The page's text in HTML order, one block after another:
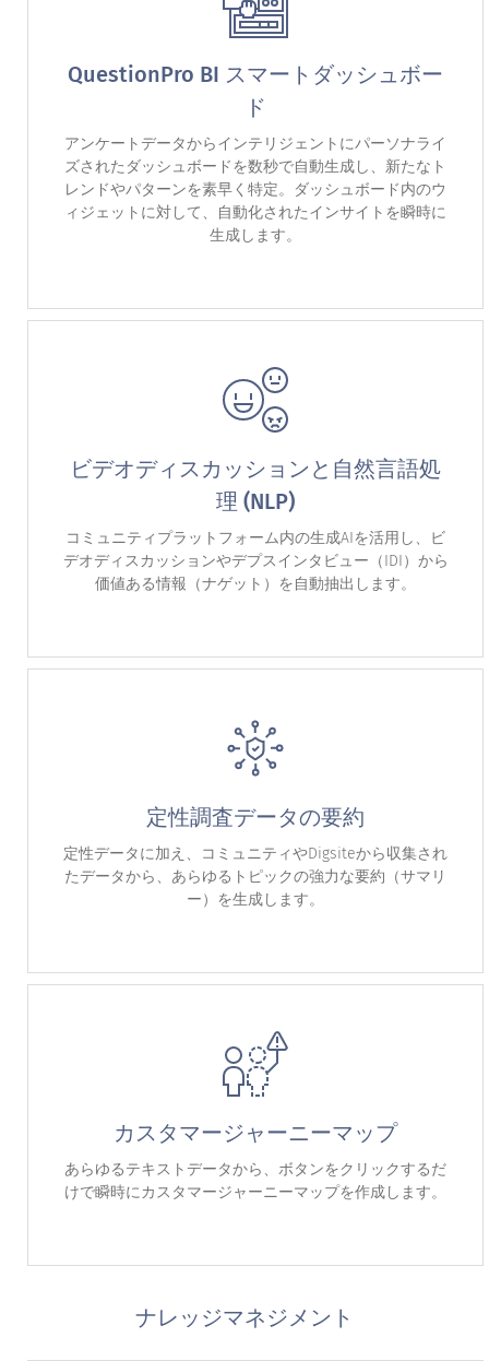
QuestionPro BI スマートダッシュボー
ド
アンケートデータからインテリジェントにパーソナライ
ズされたダッシュボードを数秒で自動生成し、新たなト
レンドやパターンを素早く特定。ダッシュボード内のウ
ィジェットに対して、自動化されたインサイトを瞬時に
生成します。
ビデオディスカッションと自然言語処
理 (NLP)
コミュニティプラットフォーム内の生成AIを活用し、ビ
デオディスカッションやデプスインタビュー（IDI）から
価値ある情報（ナゲット）を自動抽出します。
定性調査データの要約
定性データに加え、コミュニティやDigsiteから収集され
たデータから、あらゆるトピックの強力な要約（サマリ
ー）を生成します。
カスタマージャーニーマップ
あらゆるテキストデータから、ボタンをクリックするだ
けで瞬時にカスタマージャーニーマップを作成します。
ナレッジマネジメント